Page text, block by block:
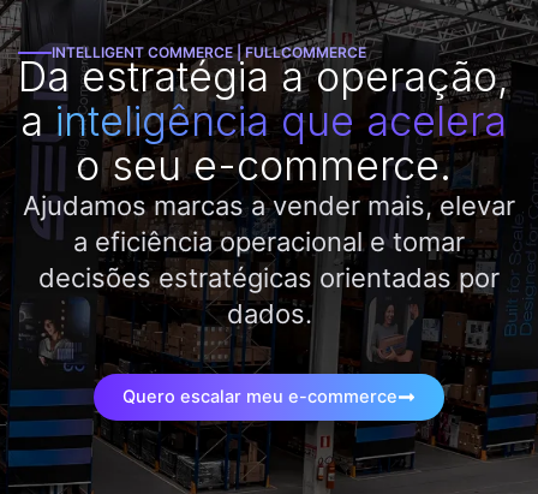
Ir
para
o
conteúdo
INTELLIGENT COMMERCE | FULLCOMMERCE
Da estratégia a operação,
a inteligência que acelera
o seu e-commerce.
Ajudamos marcas a vender mais, elevar
a eficiência operacional e tomar
decisões estratégicas orientadas por
dados.
Quero escalar meu e-commerce